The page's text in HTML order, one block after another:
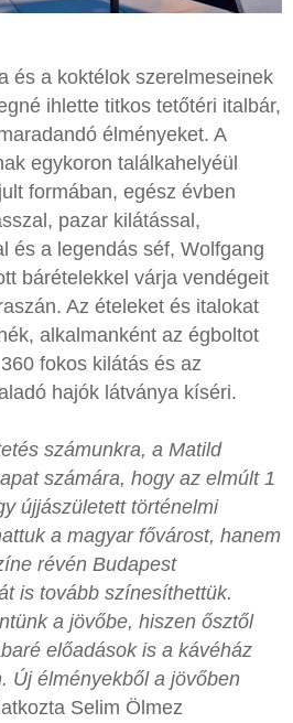
és a koktélok szerelmeseinek
ihlette titkos tetőtéri italbár,
élményeket. A
egykoron találkahelyéül
formában, egész évben
pazar kilátással,
és a legendás séf, Wolfgang
bárételekkel várja vendégeit
Az ételeket és italokat
alkalmanként az égboltot
fokos kilátás és az
hajók látványa kíséri.
számunkra, a Matild
számára, hogy az elmúlt 1
újjászületett történelmi
a magyar fővárost, hanem
révén Budapest
is tovább színesíthettük.
a jövőbe, hiszen ősztől
előadások is a kávéház
Új élményekből a jövőben
Selim Ölmez